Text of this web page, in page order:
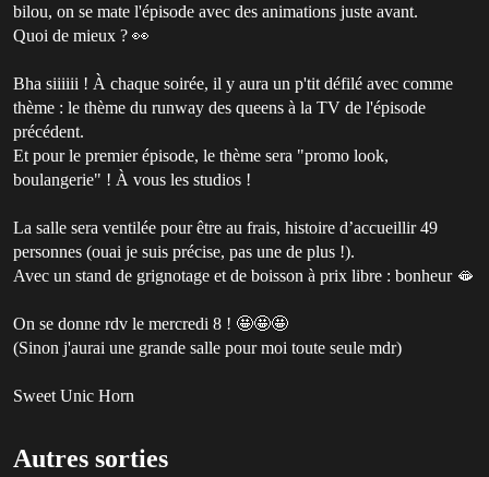
bilou, on se mate l'épisode avec des animations juste avant.
Quoi de mieux ? 👀
Bha siiiiii ! À chaque soirée, il y aura un p'tit défilé avec comme
thème : le thème du runway des queens à la TV de l'épisode
précédent.
Et pour le premier épisode, le thème sera "promo look,
boulangerie" ! À vous les studios !
La salle sera ventilée pour être au frais, histoire d’accueillir 49
personnes (ouai je suis précise, pas une de plus !).
Avec un stand de grignotage et de boisson à prix libre : bonheur 🫦
On se donne rdv le mercredi 8 ! 🤩🤩🤩
(Sinon j'aurai une grande salle pour moi toute seule mdr)
Sweet Unic Horn
Autres sorties